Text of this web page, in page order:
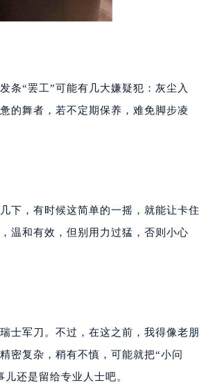
条“罢工”可能有几大嫌疑犯：灰尘入
的舞者，若不定期保养，难免脚步凌
下，有时候这简单的一摇，就能让卡住
温和有效，但别用力过猛，否则小心
士军刀。不过，在这之前，我得像老朋
密复杂，稍有不慎，可能就把“小问
还是留给专业人士吧。